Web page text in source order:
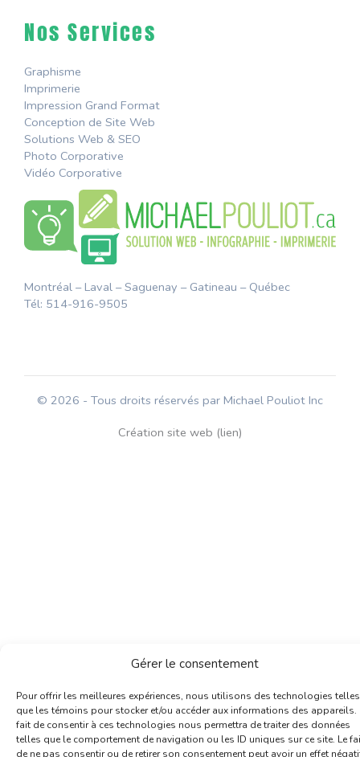
Gérer le consentement
Pour offrir les meilleures expériences, nous utilisons des technologies telles
que les témoins pour stocker et/ou accéder aux informations des appareils.
fait de consentir à ces technologies nous permettra de traiter des données
telles que le comportement de navigation ou les ID uniques sur ce site. Le
de ne pas consentir ou de retirer son consentement peut avoir un effet
Nos Services
Graphisme
Imprimerie
Impression Grand Format
Conception de Site Web
Solutions Web & SEO
Photo Corporative
Vidéo Corporative
Montréal – Laval – Saguenay – Gatineau – Québec
Tél: 514-916-9505
© 2026 - Tous droits réservés par Michael Pouliot Inc
Création site web (lien)